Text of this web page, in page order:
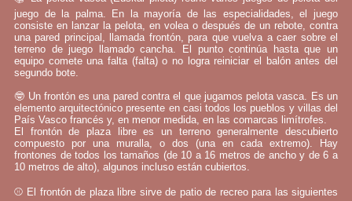
juego de la palma. En la mayoría de las especialidades, el juego
consiste en lanzar la pelota, en volea o después de un rebote, contra
una pared principal, llamada frontón, para que vuelva a caer sobre el
terreno de juego llamado cancha. El punto continúa hasta que un
equipo comete una falta (falta) o no logra reiniciar el balón antes del
segundo bote.
🤓 Un frontón es una pared contra el que jugamos pelota vasca. Es un
elemento arquitectónico presente en casi todos los pueblos y villas del
País Vasco francés y, en menor medida, en las comarcas limítrofes.
El frontón de plaza libre es un terreno generalmente descubierto
compuesto por una muralla, o dos (una en cada extremo). Hay
frontones de todos los tamaños (de 10 a 16 metros de ancho y de 6 a
10 metros de alto), algunos incluso están cubiertos.
⚾ El frontón de plaza libre sirve de patio de recreo para las siguientes